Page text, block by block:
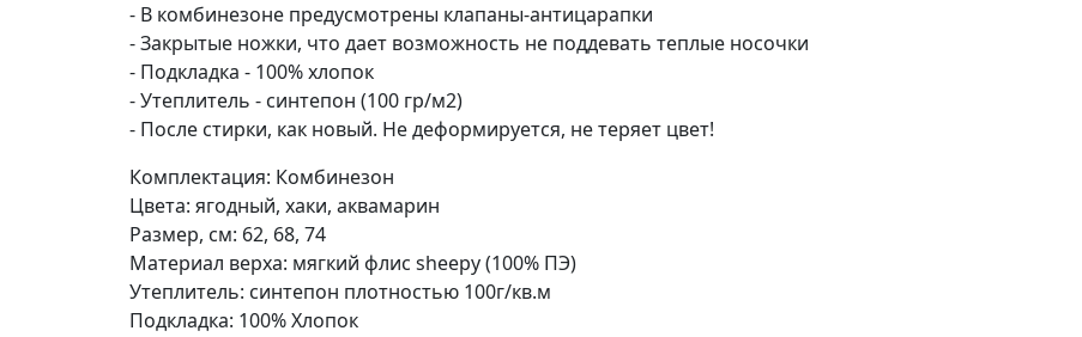
- В комбинезоне предусмотрены клапаны-антицарапки
- Закрытые ножки, что дает возможность не поддевать теплые носочки
- Подкладка - 100% хлопок
- Утеплитель - синтепон (100 гр/м2)
- После стирки, как новый. Не деформируется, не теряет цвет!
Комплектация: Комбинезон
Цвета: ягодный, хаки, аквамарин
Размер, см: 62, 68, 74
Материал верха: мягкий флис sheepy (100% ПЭ)
Утеплитель: синтепон плотностью 100г/кв.м
Подкладка: 100% Хлопок